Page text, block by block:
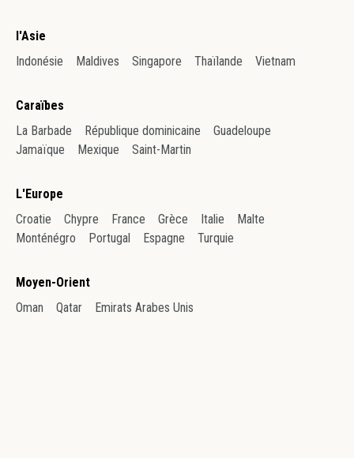
l'Asie
Indonésie
Maldives Singapore Thaïlande Vietnam
Caraïbes
La Barbade
République dominicaine
Guadeloupe
Jamaïque
Mexique Saint-Martin
L'Europe
Croatie
Chypre France Grèce Italie
Malte
Monténégro
Portugal Espagne Turquie
Moyen-Orient
Oman
Qatar Emirats Arabes Unis